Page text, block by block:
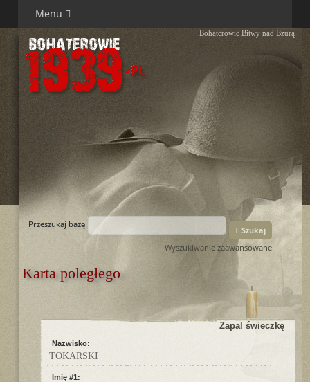
Menu
Bohaterowie Bitwy nad Bzurą
Przeszukaj bazę
Szukaj
Wyszukiwanie zaawansowane
Karta poległego
Zapal świeczkę
Nazwisko:
TOKARSKI
Imię #1: